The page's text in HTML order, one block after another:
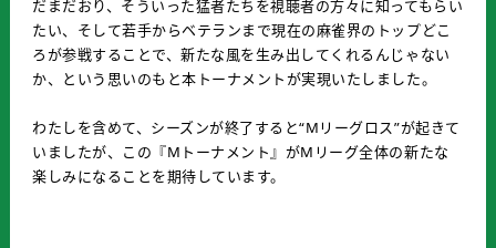
だまだおり、そういった猛者たちを視聴者の方々に知ってもらい
たい、そして若手からベテランまで現在の麻雀界のトップどこ
ろが参戦することで、新たな風を生み出してくれるんじゃない
か、という思いのもと本トーナメントが実現いたしました。
わたしを含めて、シーズンが終了すると“Mリーグロス”が起きて
いましたが、この『Mトーナメント』がMリーグ全体の新たな
楽しみになることを期待しています。